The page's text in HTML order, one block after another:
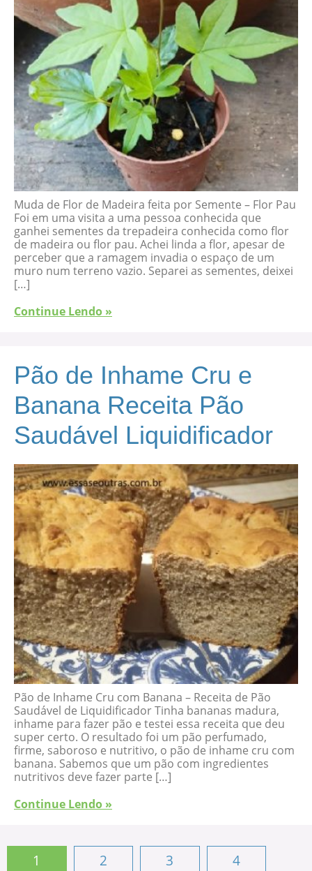
Muda de Flor de Madeira feita por Semente – Flor Pau
Foi em uma visita a uma pessoa conhecida que
ganhei sementes da trepadeira conhecida como flor
de madeira ou flor pau. Achei linda a flor, apesar de
perceber que a ramagem invadia o espaço de um
muro num terreno vazio. Separei as sementes, deixei
[…]
Continue Lendo »
Pão de Inhame Cru e
Banana Receita Pão
Saudável Liquidificador
Pão de Inhame Cru com Banana – Receita de Pão
Saudável de Liquidificador Tinha bananas madura,
inhame para fazer pão e testei essa receita que deu
super certo. O resultado foi um pão perfumado,
firme, saboroso e nutritivo, o pão de inhame cru com
banana. Sabemos que um pão com ingredientes
nutritivos deve fazer parte […]
Continue Lendo »
1 2 3
4